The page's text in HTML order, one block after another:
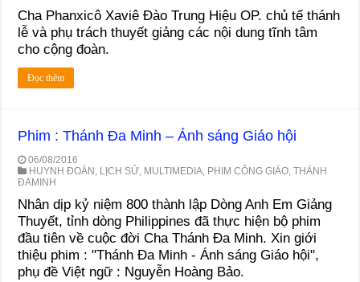
Cha Phanxicô Xaviê Đào Trung Hiệu OP. chủ tế thánh
lễ và phụ trách thuyết giảng các nội dung tĩnh tâm
cho cộng đoàn.
Đọc thêm
Phim : Thánh Đa Minh – Ánh sáng Giáo hội
06/08/2016
HUYNH ĐOÀN LỊCH SỬ MULTIMEDIA PHIM CÔNG GIÁO ,THÁNH
ĐAMINH
Nhân dịp kỷ niệm 800 thành lập Dòng Anh Em Giảng
Thuyết, tỉnh dòng Philippines đã thực hiện bộ phim
đầu tiên về cuộc đời Cha Thánh Đa Minh. Xin giới
thiệu phim : "Thánh Đa Minh - Ánh sáng Giáo hội",
phụ đề Việt ngữ : Nguyễn Hoàng Bảo.